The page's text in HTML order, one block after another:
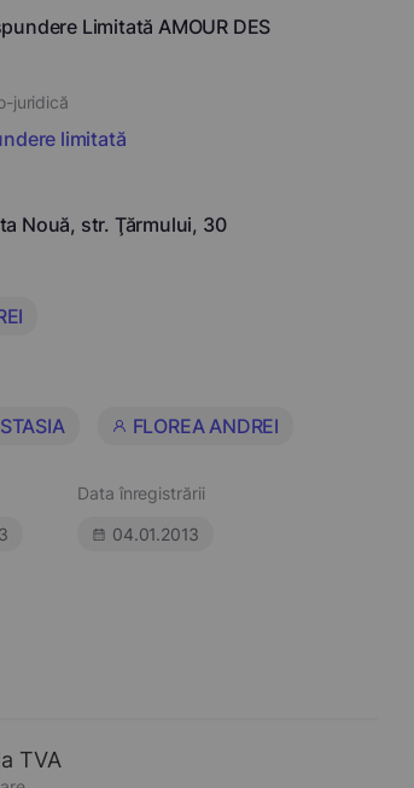
Limitată AMOUR DES
juridică
limitată
Nouă, str. Ţărmului, 30
FLOREA ANDREI
Data înregistrării
04.01.2013
TVA